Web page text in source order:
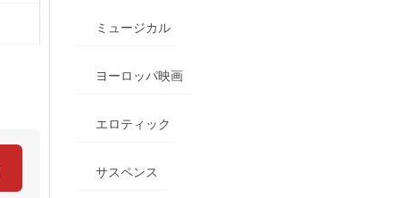
ミュージカル
ヨーロッパ映画
エロティック
サスペンス